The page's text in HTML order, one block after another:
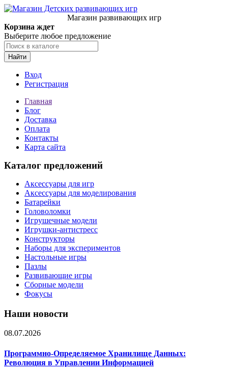
Магазин развивающих игр
Корзина ждет
Выберите любое предложение
Найти
Вход
Регистрация
Главная
Блог
Доставка
Оплата
Контакты
Карта сайта
Каталог предложений
Аксессуары для игр
Аксессуары для моделирования
Батарейки
Головоломки
Игрушечные модели
Игрушки-антистресс
Конструкторы
Наборы для экспериментов
Настольные игры
Пазлы
Развивающие игры
Сборные модели
Фокусы
Наши новости
08.07.2026
Программно-Определяемое Хранилище Данных:
Революция в Управлении Информацией